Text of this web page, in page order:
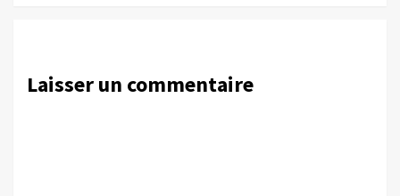
Laisser un commentaire